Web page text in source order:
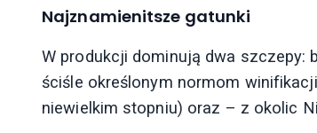
Najznamienitsze gatunki
W produkcji dominują dwa szczepy:
ściśle określonym normom
niewielkim stopniu) oraz – z okolic